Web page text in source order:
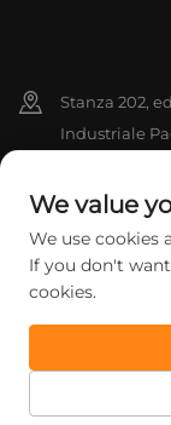
Stanza 202,
Industriale
+86-
[email
Diritti d'autore ©
i diritti riservati.
We value
We use cookies
If you don't
cookies.